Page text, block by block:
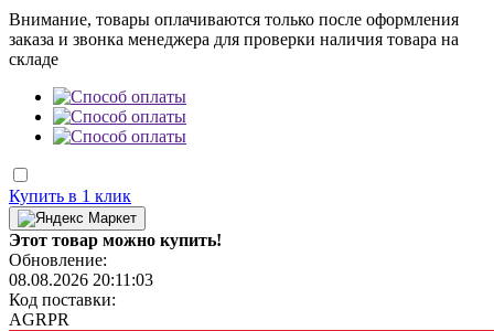
Внимание, товары оплачиваются только после оформления
заказа и звонка менеджера для проверки наличия товара на
складе
Купить в 1 клик
Этот товар можно купить!
Обновление:
08.08.2026 20:11:03
Код поставки:
AGRPR